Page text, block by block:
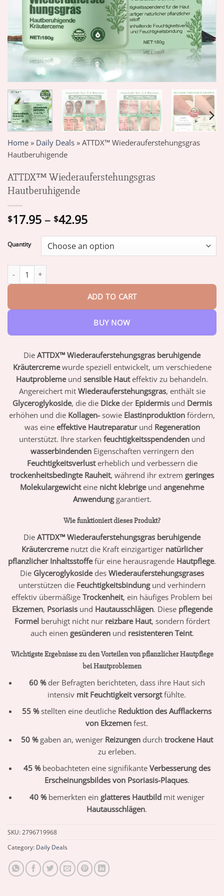
Home » Daily Deals » ATTDX™ Wiederauferstehungsgras
Hautberuhigende
ATTDX™ Wiederauferstehungsgras
Hautberuhigende
$17.95 – $42.95Price
$17.95
through
Quantity
ADD TO CART
BUY NOW
Die ATTDX™ Wiederauferstehungsgras beruhigende
Kräutercremewurde speziell entwickelt, um verschiedene
Hautproblemeund sensible Hauteffektiv zu behandeln.
Angereichert mit Wiederauferstehungsgras, enthält sie
Glyceroglykoside, die die Dickeder Epidermisund Dermis
erhöhen und die Kollagen- sowie Elastinproduktion fördern,
was eine effektive Hautreparaturund Regeneration
unterstützt. Ihre starken feuchtigkeitsspendenden und
wasserbindendenEigenschaften verringern den
Feuchtigkeitsverlusterheblich und verbessern die
trockenheitsbedingte Rauheit, während ihr extrem geringes
Molekulargewichteine nicht klebrigeund angenehme
Anwendunggarantiert.
Wie funktioniert dieses Produkt?
Die ATTDX™ Wiederauferstehungsgras beruhigende
Kräutercremenutzt die Kraft einzigartiger natürlicher
pflanzlicher Inhaltsstoffefür eine herausragende Hautpflege.
Die Glyceroglykosidedes Wiederauferstehungsgrases
unterstützen die Feuchtigkeitsbindungund verhindern
effektiv übermäßige Trockenheit, ein häufiges Problem bei
Ekzemen, Psoriasisund Hautausschlägen. Diese pflegende
Formel beruhigt nicht nur reizbare Haut, sondern fördert
auch einen gesünderenund resistenteren Teint.
Wichtigste Ergebnisse zu den Vorteilen von pflanzlicher Hautpflege
bei Hautproblemen
60 %der Befragten berichteten, dass ihre Haut sich
intensiv mit Feuchtigkeit versorgtfühlte.
55 %stellten eine deutliche Reduktion des Aufflackerns
von Ekzemen fest.
50 %gaben an, weniger Reizungendurch trockene Haut
zu erleben.
45 %beobachteten eine signifikante Verbesserung des
Erscheinungsbildes von Psoriasis-Plaques.
40 %bemerkten ein glatteres Hautbildmit weniger
Hautausschlägen.
SKU:2796719968
Category: Daily Deals